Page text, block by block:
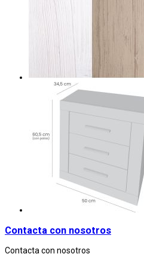
Contacta con nosotros
Contacta con nosotros